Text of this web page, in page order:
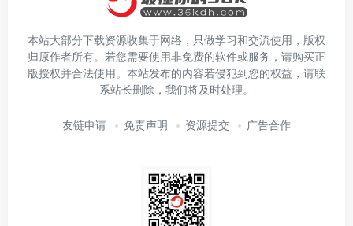
本站大部分下载资源收集于网络，只做学习和交流使用，版权
归原作者所有。若您需要使用非免费的软件或服务，请购买正
版授权并合法使用。本站发布的内容若侵犯到您的权益，请联
系站长删除，我们将及时处理。
友链申请 免责声明 资源提交 广告合作